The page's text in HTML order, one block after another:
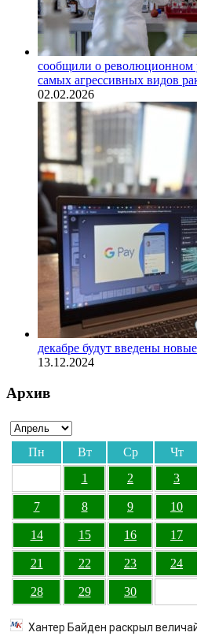
сообщили о революционном
самых агрессивных видов
02.02.2026
декабре будут введены
13.12.2024
Архив
Пн Вт Ср Чт
1
2 3
7 8 9 10
14 15 16 17
21 22 23 24
28 29 30
Хантер Байден раскрыл